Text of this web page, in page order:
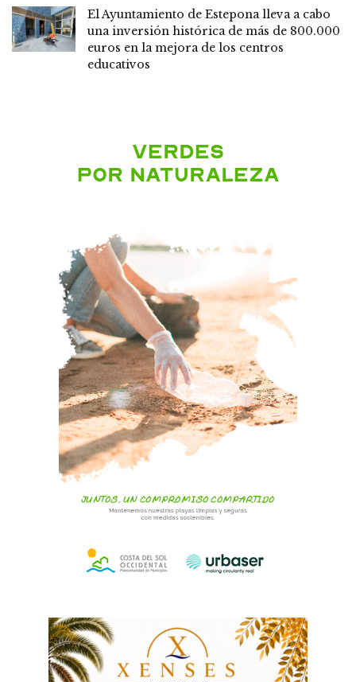
El Ayuntamiento de Estepona lleva a cabo
una inversión histórica de más de 800.000
euros en la mejora de los centros
educativos